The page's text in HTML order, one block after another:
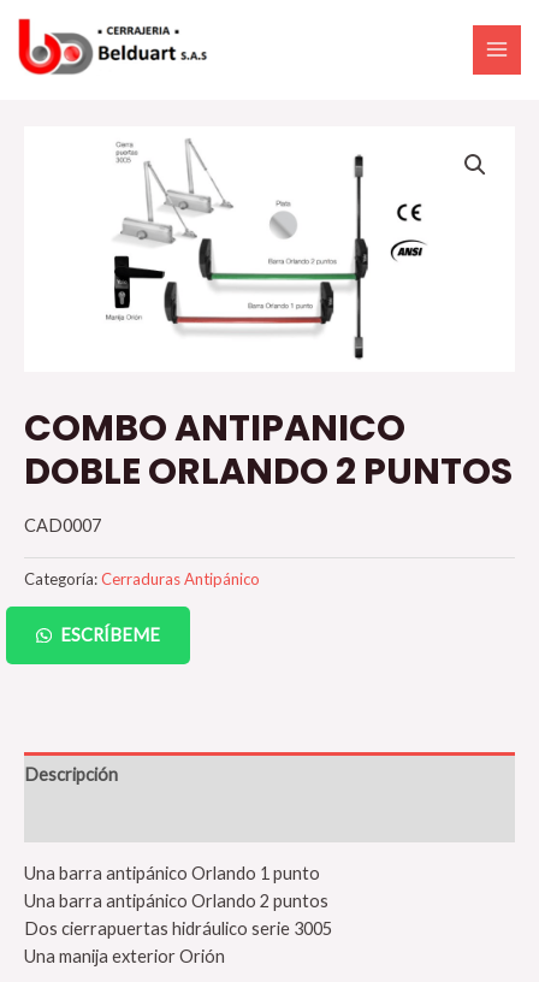
contenido
COMBO ANTIPANICO
DOBLE ORLANDO 2 PUNTOS
CAD0007
Categoría:Cerraduras Antipánico
ESCRÍBEME
ANTIPANICO
Descripción
Una barra antipánico Orlando 1 punto
Una barra antipánico Orlando 2 puntos
Dos cierrapuertas hidráulico serie 3005
Una manija exterior Orión